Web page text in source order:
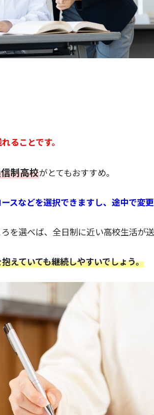
ることです。
制高校がとてもおすすめ。
スなどを選択できますし、途中で変
を選べば、全日制に近い高校生活が
えていても継続しやすいでしょう。